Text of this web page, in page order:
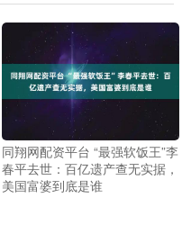
同翔网配资平台 “最强软饭王”李
春平去世：百亿遗产查无实据，
美国富婆到底是谁